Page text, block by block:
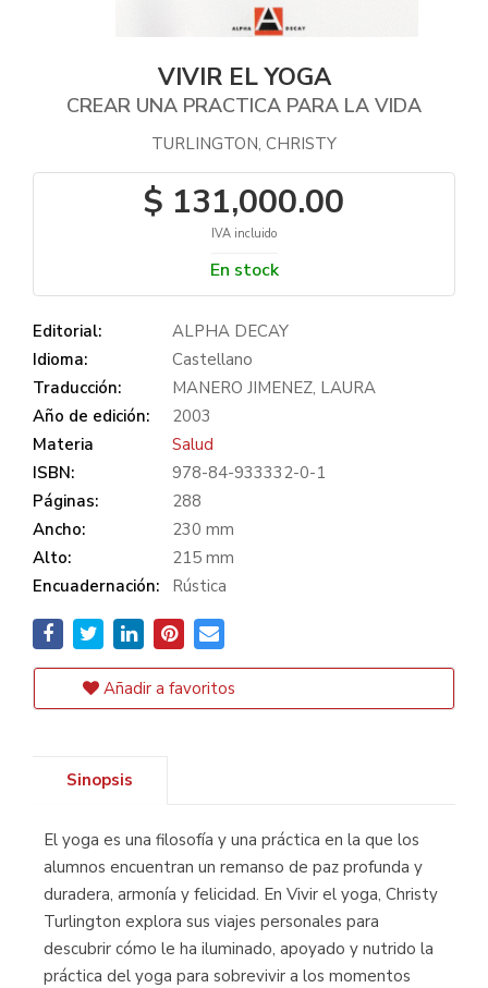
VIVIR EL YOGA
CREAR UNA PRACTICA PARA LA VIDA
TURLINGTON, CHRISTY
$ 131,000.00
IVA incluido
En stock
Editorial:
ALPHA DECAY
Idioma:
Castellano
Traducción:
MANERO JIMENEZ, LAURA
Año de edición:
2003
Materia
Salud
ISBN:
978-84-933332-0-1
Páginas:
288
Ancho:
230 mm
Alto:
215 mm
Encuadernación:
Rústica
Añadir a favoritos
Sinopsis
El yoga es una filosofía y una práctica en la que los
alumnos encuentran un remanso de paz profunda y
duradera, armonía y felicidad. En Vivir el yoga, Christy
Turlington explora sus viajes personales para
descubrir cómo le ha iluminado, apoyado y nutrido la
práctica del yoga para sobrevivir a los momentos